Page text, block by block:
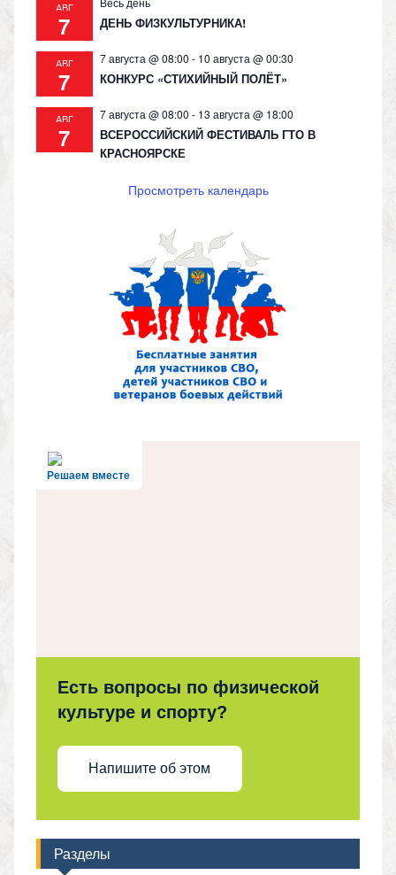
АВГ
7 ДЕНЬ ФИЗКУЛЬТУРНИКА!
АВГ
7
7 августа @ 08:00 - 10 августа @ 00:30
КОНКУРС «СТИХИЙНЫЙ ПОЛЁТ»
АВГ
7
7 августа @ 08:00 - 13 августа @ 18:00
ВСЕРОССИЙСКИЙ ФЕСТИВАЛЬ ГТО В
КРАСНОЯРСКЕ
Просмотреть календарь
Решаем вместе
Есть вопросы по физической
культуре и спорту?
Напишите об этом
Разделы